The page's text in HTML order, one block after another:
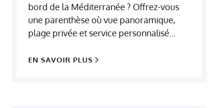
bord de la Méditerranée ? Offrez-vous
une parenthèse où vue panoramique,
plage privée et service personnalisé...
EN SAVOIR PLUS